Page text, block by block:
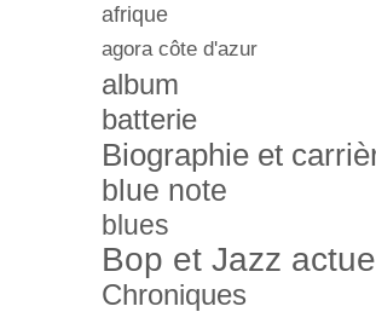
afrique
agora côte d'azur
album
batterie
Biographie et
blue note
blues
Bop et Jazz
Chroniques